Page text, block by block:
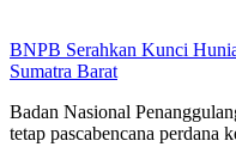
BNPB Serahkan Kunci
Sumatra Barat
Badan Nasional
tetap pascabencana